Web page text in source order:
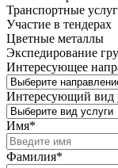
Транспортные
Участие в тендерах
Цветные металлы
Экспедирование
Интересующее
Интересующий вид
Имя*
Фамилия*